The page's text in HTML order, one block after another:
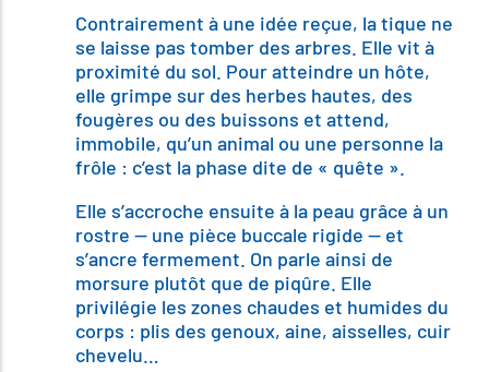
Contrairement à une idée reçue, la tique ne
se laisse pas tomber des arbres. Elle vit à
proximité du sol. Pour atteindre un hôte,
elle grimpe sur des herbes hautes, des
fougères ou des buissons et attend,
immobile, qu’un animal ou une personne la
frôle : c’est la phase dite de « quête ».
Elle s’accroche ensuite à la peau grâce à un
rostre — une pièce buccale rigide — et
s’ancre fermement. On parle ainsi de
morsure plutôt que de piqûre. Elle
privilégie les zones chaudes et humides du
corps : plis des genoux, aine, aisselles, cuir
chevelu…